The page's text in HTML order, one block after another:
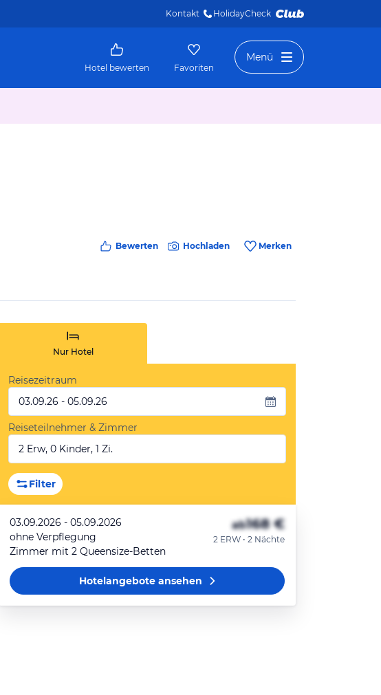
Kontakt HolidayCheck
Hotel bewerten Favoriten
Menü
Bewerten Hochladen Merken
Nur Hotel
Reisezeitraum
03.09.26 - 05.09.26
Reiseteilnehmer & Zimmer
2 Erw, 0 Kinder, 1 Zi.
Filter
03.09.2026 - 05.09.2026
ohne Verpflegung
Zimmer mit 2 Queensize-Betten
ab168 €
2 ERW • 2 Nächte
Hotelangeboteansehen